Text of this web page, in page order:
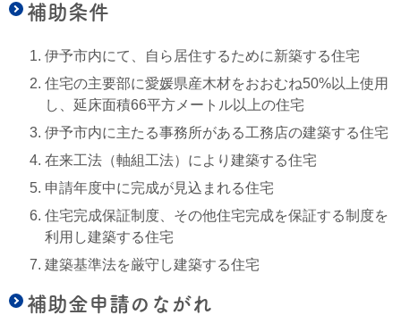
補助条件
伊予市内にて、自ら居住するために新築する住宅
住宅の主要部に愛媛県産木材をおおむね50%以上使用
し、延床面積66平方メートル以上の住宅
伊予市内に主たる事務所がある工務店の建築する住宅
在来工法（軸組工法）により建築する住宅
申請年度中に完成が見込まれる住宅
住宅完成保証制度、その他住宅完成を保証する制度を
利用し建築する住宅
建築基準法を厳守し建築する住宅
補助金申請のながれ